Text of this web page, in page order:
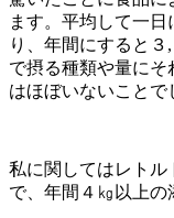
ます。平均して一
り、年間にすると
で摂る種類や量にそ
はほぼいないことで
私に関してはレトル
で、年間４㎏以上